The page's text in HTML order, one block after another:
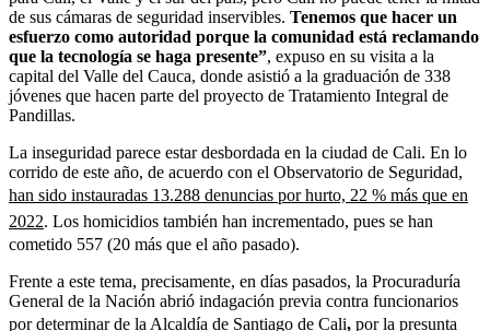
de sus cámaras de seguridad inservibles. Tenemos que hacer un
esfuerzo como autoridad porque la comunidad está reclamando
que la tecnología se haga presente”, expuso en su visita a la
capital del Valle del Cauca, donde asistió a la graduación de 338
jóvenes que hacen parte del proyecto de Tratamiento Integral de
Pandillas.
La inseguridad parece estar desbordada en la ciudad de Cali. En lo
corrido de este año, de acuerdo con el Observatorio de Seguridad,
han sido instauradas 13.288 denuncias por hurto, 22 % más que en
2022. Los homicidios también han incrementado, pues se han
cometido 557 (20 más que el año pasado).
Frente a este tema, precisamente, en días pasados, la Procuraduría
General de la Nación abrió indagación previa contra funcionarios
por determinar de la Alcaldía de Santiago de Cali, por la presunta